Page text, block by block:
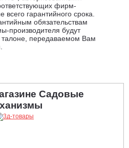
фирм-
всего гарантийного срока.
обязательствам
производителя будут
передаваемом Вам
Садовые